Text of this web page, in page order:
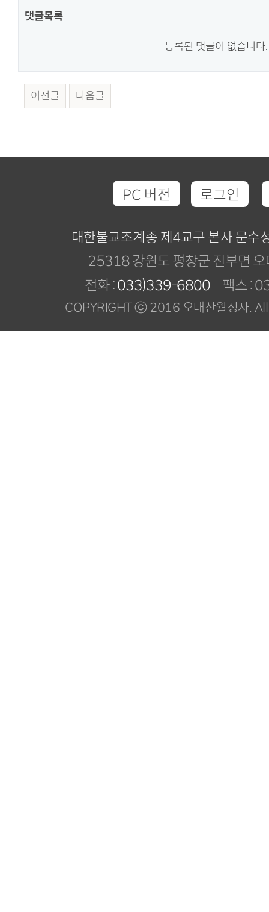
댓글목록
등록된 댓글이 없습니다.
이전글 다음글
PC 버전 로그인
대한불교조계종 제4교구 본사 문수
25318 강원도 평창군 진부면
전화 :033)339-6800 팩스 :
COPYRIGHT ⓒ 2016 오대산월정사.